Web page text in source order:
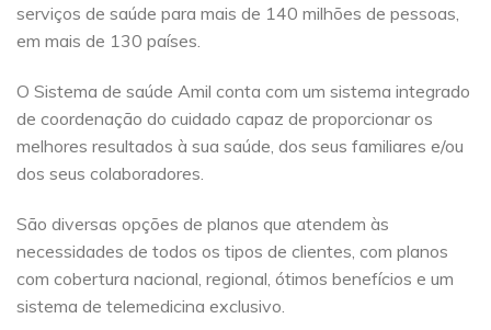
serviços de saúde para mais de 140 milhões de pessoas,
em mais de 130 países.
O Sistema de saúde Amil conta com um sistema integrado
de coordenação do cuidado capaz de proporcionar os
melhores resultados à sua saúde, dos seus familiares e/ou
dos seus colaboradores.
São diversas opções de planos que atendem às
necessidades de todos os tipos de clientes, com planos
com cobertura nacional, regional, ótimos benefícios e um
sistema de telemedicina exclusivo.